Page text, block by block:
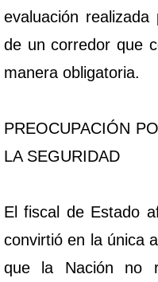
evaluación
de un corredor que
manera obligatoria.
PREOCUPACIÓN
LA SEGURIDAD
El fiscal de Estado
convirtió en la única
que la Nación no